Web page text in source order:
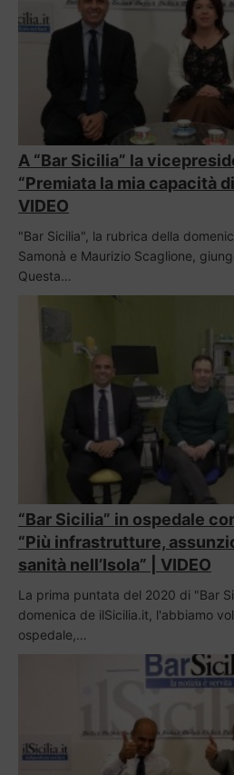
A “Bar Sicilia” la
“Premiata la mia capacità
VIDEO
"Bar Sicilia", la rubrica della
Samonà e Maurizio Scaglione,
Questa…
“Bar Sicilia” in ospedale
“Più infrastrutture,
sanità nell’Isola” | VIDEO
La prima puntata del 2020 di "Bar
domenica de ilSicilia.it, l'abbiamo
ospedale,…